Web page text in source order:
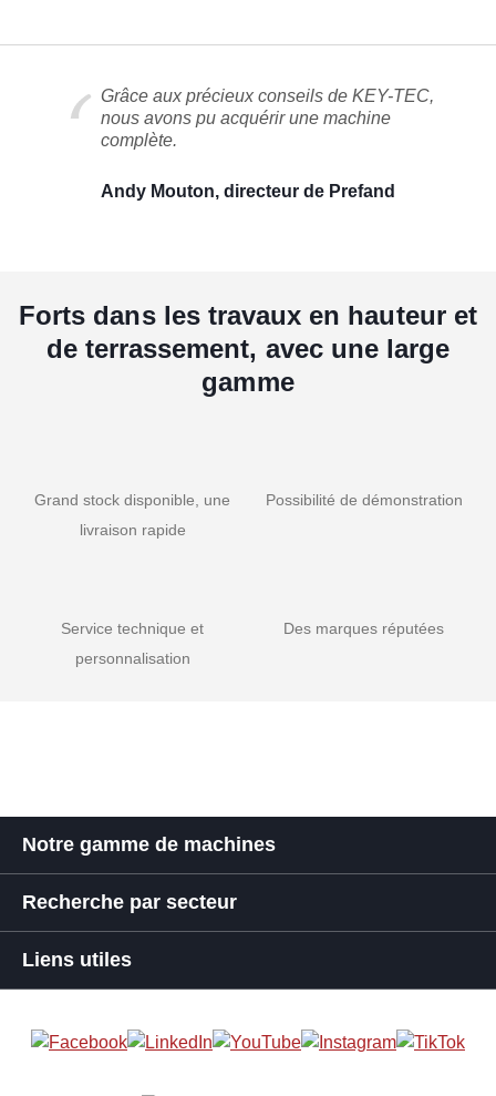
Grâce aux précieux conseils de KEY-TEC,
nous avons pu acquérir une machine
complète.
Andy Mouton, directeur de Prefand
Forts dans les travaux en hauteur et
de terrassement, avec une large
gamme
Grand stock disponible, une
livraison rapide
Possibilité de démonstration
Service technique et
personnalisation
Des marques réputées
Notre gamme de machines
Recherche par secteur
Liens utiles